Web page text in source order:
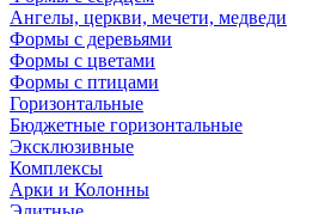
Ангелы, церкви, мечети, медведи
Формы с деревьями
Формы с цветами
Формы с птицами
Горизонтальные
Бюджетные горизонтальные
Эксклюзивные
Комплексы
Арки и Колонны